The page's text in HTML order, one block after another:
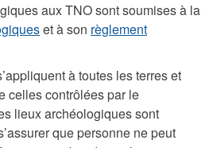
aux TNO sont soumises à la
et à son règlement
à toutes les terres et
celles contrôlées par le
lieux archéologiques sont
que personne ne peut